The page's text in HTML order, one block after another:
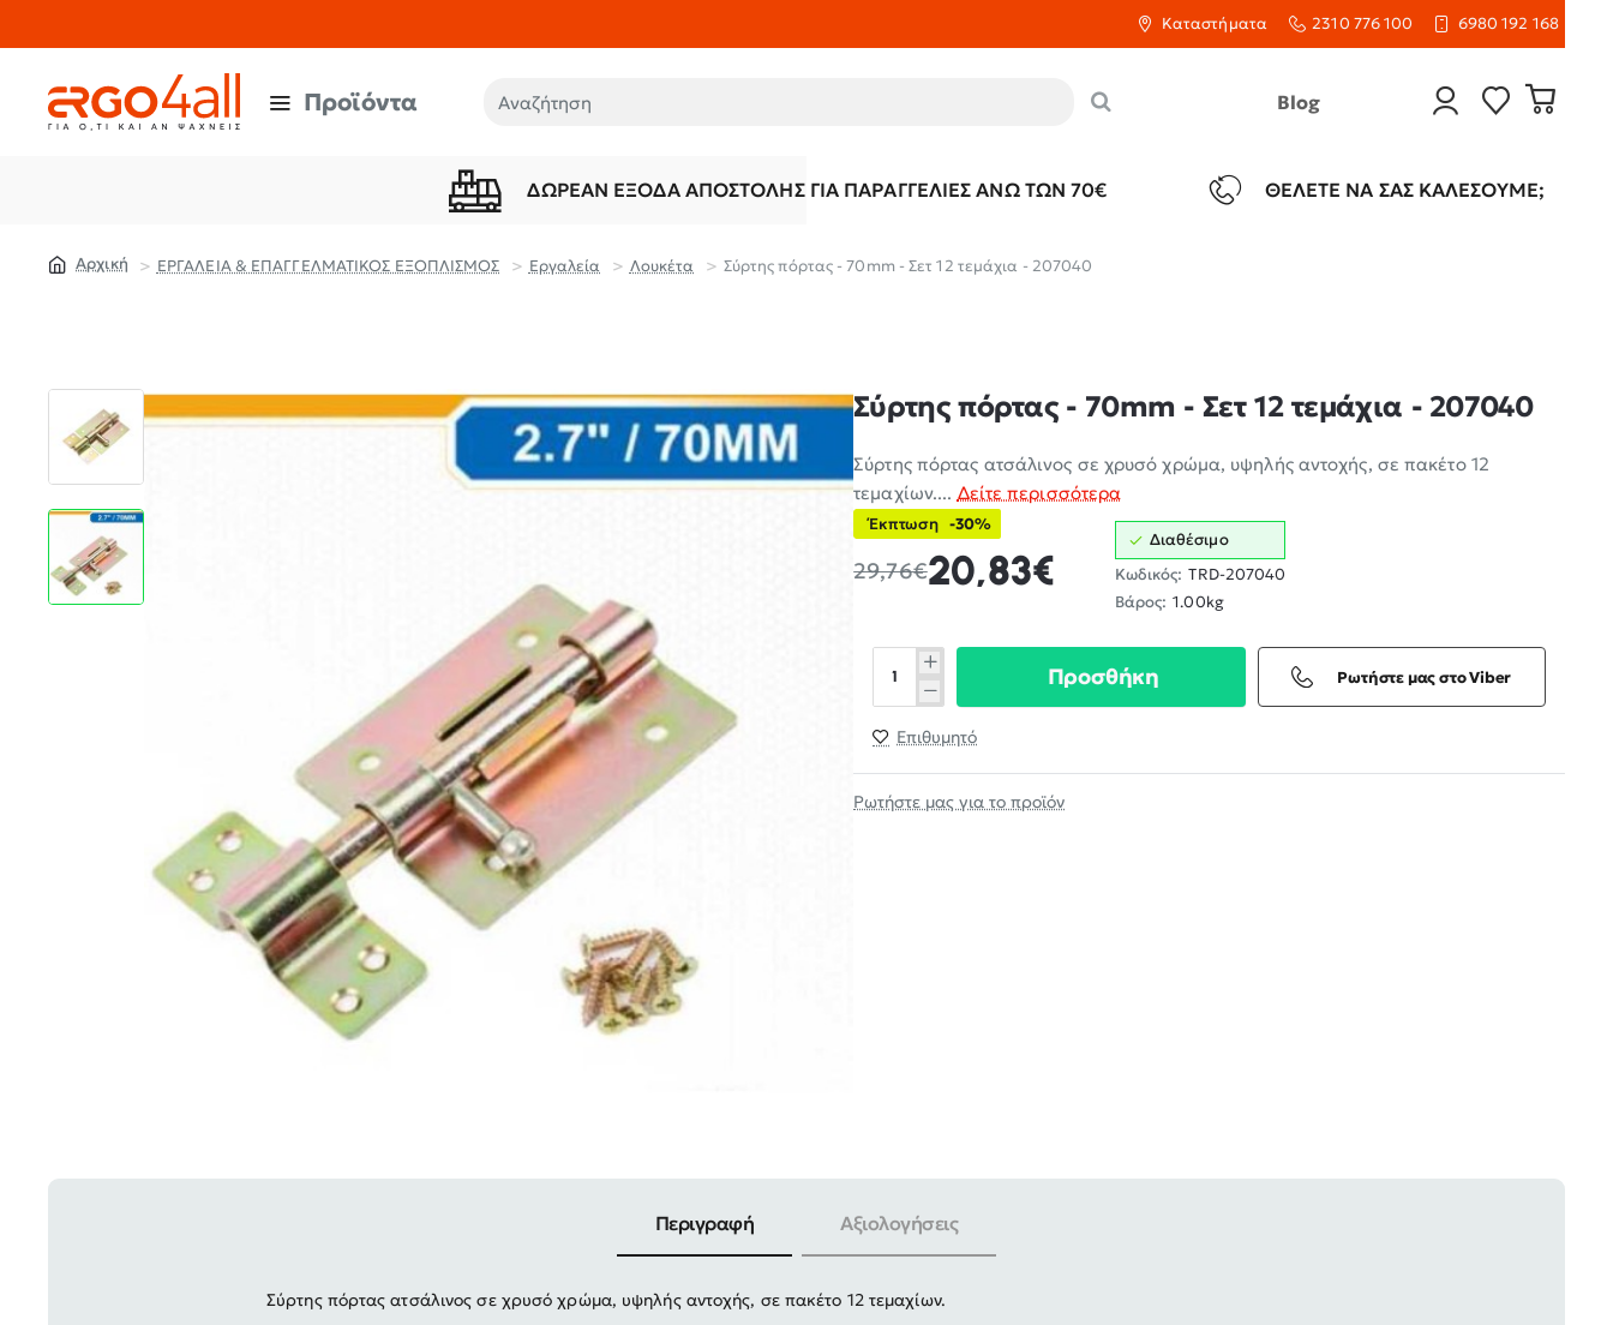
Καταστήματα 2310 776 100 6980 192 168
Προϊόντα Αναζήτηση Blog
ΔΩΡΕΆΝ ΈΞΟΔΑ ΑΠΟΣΤΟΛΉΣ ΓΙΑ ΠΑΡΑΓΓΕΛΊΕΣ ΆΝΩ ΤΩΝ 70€ ΘΈΛΕΤΕ ΝΑ ΣΑΣ ΚΑΛΈΣΟΥΜΕ;
ΕΡΓΑΛΕΙΑ & ΕΠΑΓΓΕΛΜΑΤΙΚΟΣ ΕΞΟΠΛΙΣΜΟΣ Εργαλεία Λουκέτα Σύρτης πόρτας - 70mm - Σετ 12 τεμάχια - 207040
Σύρτης πόρτας - 70mm - Σετ 12 τεμάχια - 207040
Σύρτης πόρτας ατσάλινος σε χρυσό χρώμα, υψηλής αντοχής, σε πακέτο 12
τεμαχίων.... Δείτε περισσότερα
Έκπτωση -30%
20,83€
29,76€
Διαθέσιμο
Κωδικός: TRD-207040
Βάρος: 1.00kg
Προσθήκη Ρωτήστε μας στο Viber
Επιθυμητό
Ρωτήστε μας για το προϊόν
Περιγραφή Αξιολογήσεις
Σύρτης πόρτας ατσάλινος σε χρυσό χρώμα, υψηλής αντοχής, σε πακέτο 12 τεμαχίων.